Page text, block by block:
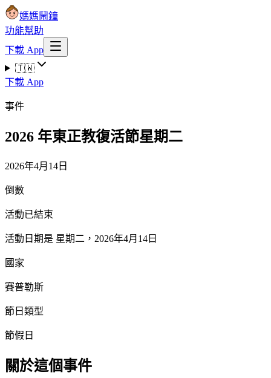
媽媽鬧鐘
功能幫助
下載 App
🇹🇼
下載 App
事件
2026 年東正教復活節星期二
2026年4月14日
倒數
活動已結束
活動日期是 星期二，2026年4月14日
國家
賽普勒斯
節日類型
節假日
關於這個事件